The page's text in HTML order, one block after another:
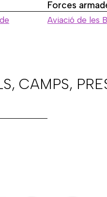
Forces
Aviació de les
CAMPS,